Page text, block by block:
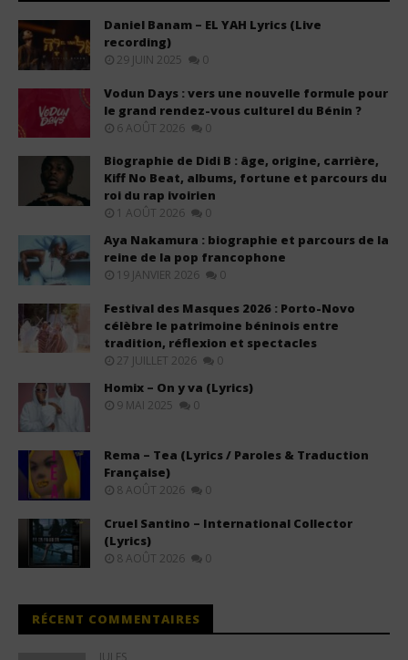
Daniel Banam – EL YAH Lyrics (Live
recording)
29 JUIN 2025 0
Vodun Days : vers une nouvelle formule pour
le grand rendez-vous culturel du Bénin ?
6 AOÛT 2026 0
Biographie de Didi B : âge, origine, carrière,
Kiff No Beat, albums, fortune et parcours du
roi du rap ivoirien
1 AOÛT 2026 0
Aya Nakamura : biographie et parcours de la
reine de la pop francophone
19 JANVIER 2026 0
Festival des Masques 2026 : Porto-Novo
célèbre le patrimoine béninois entre
tradition, réflexion et spectacles
27 JUILLET 2026 0
Homix – On y va (Lyrics)
9 MAI 2025 0
Rema – Tea (Lyrics / Paroles & Traduction
Française)
8 AOÛT 2026 0
Cruel Santino – International Collector
(Lyrics)
8 AOÛT 2026 0
RÉCENT COMMENTAIRES